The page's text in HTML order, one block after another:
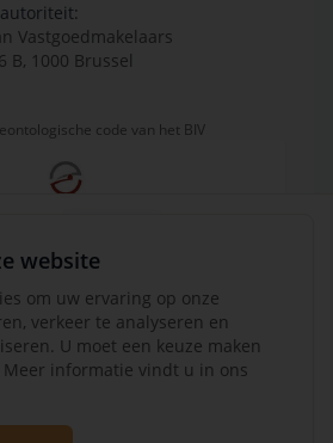
Vastgoedmakelaars
B, 1000 Brussel
code van het BIV
website
om uw ervaring op onze
verkeer te analyseren en
U moet een keuze maken
informatie vindt u in ons